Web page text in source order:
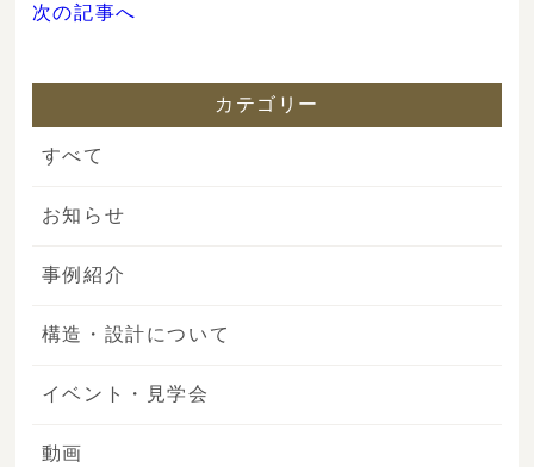
次の記事へ
カテゴリー
すべて
お知らせ
事例紹介
構造・設計について
イベント・見学会
動画